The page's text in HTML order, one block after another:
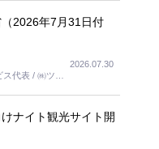
（2026年7月31日付
代表 / ㈱ツー
2026.07.30
ナイト観光サイト開